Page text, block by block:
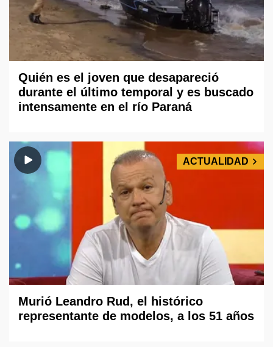
Quién es el joven que desapareció
durante el último temporal y es buscado
intensamente en el río Paraná
ACTUALIDAD
Murió Leandro Rud, el histórico
representante de modelos, a los 51 años